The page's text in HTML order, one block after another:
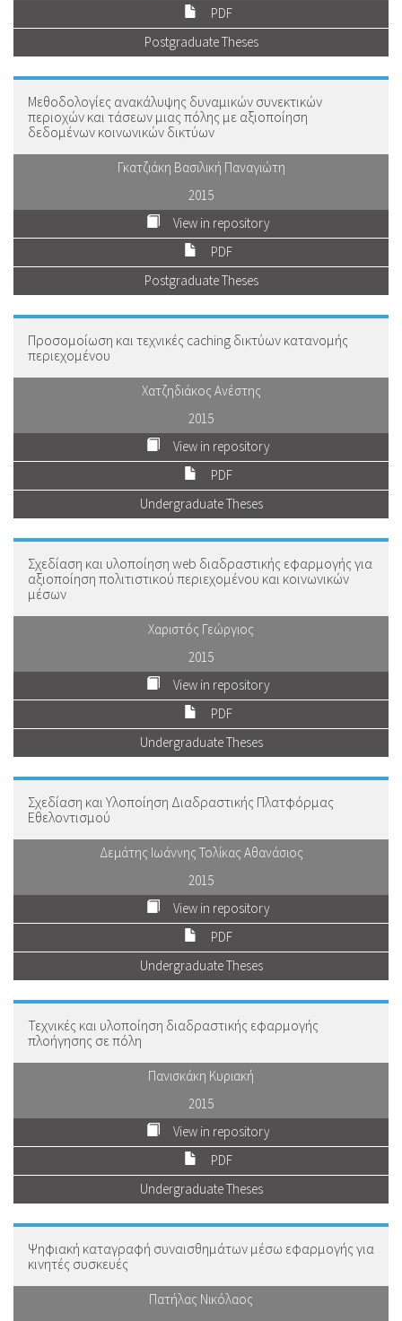
PDF
Postgraduate Theses
Μεθοδολογίες ανακάλυψης δυναμικών συνεκτικών
περιοχών και τάσεων μιας πόλης με αξιοποίηση
δεδομένων κοινωνικών δικτύων
Γκατζιάκη Βασιλική Παναγιώτη
2015
View in repository
PDF
Postgraduate Theses
Προσομοίωση και τεχνικές caching δικτύων κατανομής
περιεχομένου
Χατζηδιάκος Ανέστης
2015
View in repository
PDF
Undergraduate Theses
Σχεδίαση και υλοποίηση web διαδραστικής εφαρμογής για
αξιοποίηση πολιτιστικού περιεχομένου και κοινωνικών
μέσων
Χαριστός Γεώργιος
2015
View in repository
PDF
Undergraduate Theses
Σχεδίαση και Υλοποίηση Διαδραστικής Πλατφόρμας
Εθελοντισμού
Δεμάτης Ιωάννης Τολίκας Αθανάσιος
2015
View in repository
PDF
Undergraduate Theses
Τεχνικές και υλοποίηση διαδραστικής εφαρμογής
πλοήγησης σε πόλη
Πανισκάκη Κυριακή
2015
View in repository
PDF
Undergraduate Theses
Ψηφιακή καταγραφή συναισθημάτων μέσω εφαρμογής για
κινητές συσκευές
Πατήλας Νικόλαος